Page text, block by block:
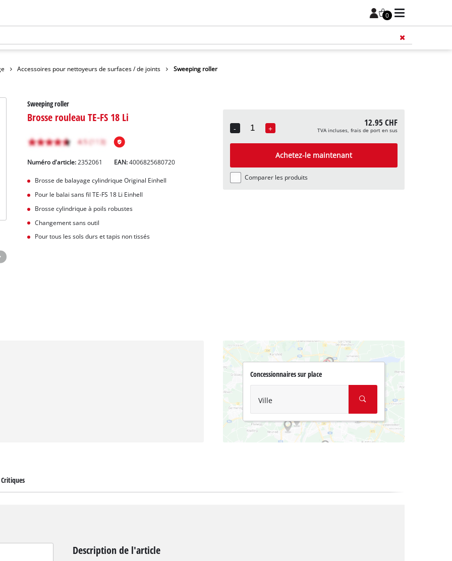
0
Accessoires pour nettoyeurs de surfaces / de joints Sweeping roller
Sweeping roller
Brosse rouleau TE-FS 18 Li
Numéro d'article:2352061 EAN:4006825680720
Brosse de balayage cylindrique Original Einhell
Pour le balai sans fil TE-FS 18 Li Einhell
Brosse cylindrique à poils robustes
Changement sans outil
Pour tous les sols durs et tapis non tissés
-
Quantity
+ 12.95 CHF
TVA incluses, frais de port en sus
Achetez-le maintenant
Comparer les produits
Concessionnaires sur place
Ville
Critiques
Description de l'article